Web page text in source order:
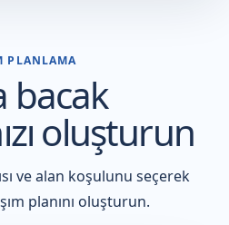
PLANLAMA
bacak
oluşturun
ve alan koşulunu seçerek
planını oluşturun.